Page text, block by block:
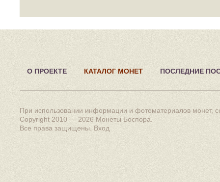
О ПРОЕКТЕ КАТАЛОГ МОНЕТ ПОСЛЕДНИЕ
При использовании информации и фотоматериалов монет,
Copyright 2010 — 2026 Монеты Боспора
Все права защищены. Вход